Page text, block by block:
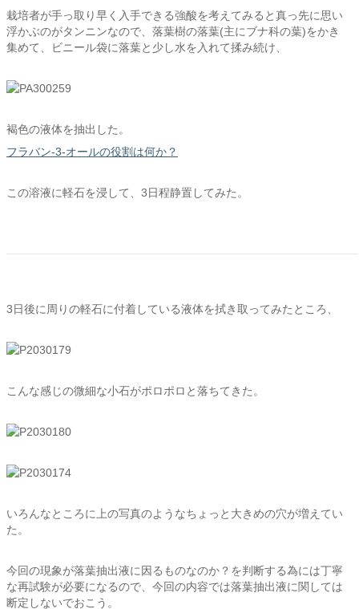
栽培者が手っ取り早く入手できる強酸を考えてみると真っ先に思い
浮かぶのがタンニンなので、落葉樹の落葉(主にブナ科の葉)をかき
集めて、ビニール袋に落葉と少し水を入れて揉み続け、
褐色の液体を抽出した。
フラバン-3-オールの役割は何か？
この溶液に軽石を浸して、3日程静置してみた。
3日後に周りの軽石に付着している液体を拭き取ってみたところ、
こんな感じの微細な小石がポロポロと落ちてきた。
いろんなところに上の写真のようなちょっと大きめの穴が増えてい
た。
今回の現象が落葉抽出液に因るものなのか？を判断する為には丁寧
な再試験が必要になるので、今回の内容では落葉抽出液に関しては
断定しないでおこう。